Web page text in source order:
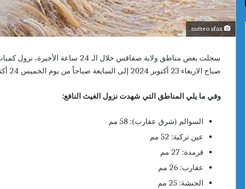
سجلت بعض مناطق ولاية صفاقس خلال الـ
صباح الاربعاء 23 أكتوبر 2024 إلى السابعة صباحاً من يوم الخميس 24 أكتوبر 2024.
وفي ما يلي المناطق التي شهدت نزول الغيث النافع:
السوالم (شرق عقارب): 58 مم
عين تركية: 52 مم
قرمدة: 27 مم
عقارب: 26 مم
الحنشة: 25 مم
الصحي
والبيئة
16
سنة